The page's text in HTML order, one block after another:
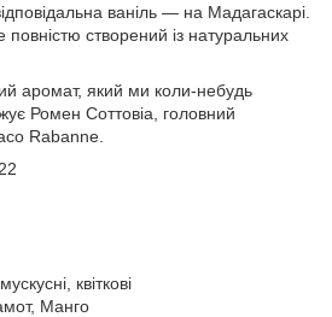
ваніль — на Мадагаскарі.
створений із натуральних
аромат, який ми коли-небудь
Ромен Соттовіа, головний
Rabanne.
квіткові
Манго